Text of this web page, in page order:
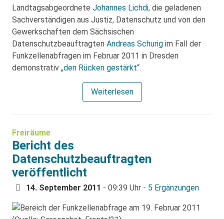
Landtagsabgeordnete Johannes Lichdi, die geladenen
Sachverständigen aus Justiz, Datenschutz und von den
Gewerkschaften dem Sächsischen
Datenschutzbeauftragten Andreas Schurig im Fall der
Funkzellenabfragen im Februar 2011 in Dresden
demonstrativ „den Rücken gestärkt“.
Weiterlesen
Freiräume
Bericht des
Datenschutzbeauftragten
veröffentlicht
14. September 2011 - 09:39 Uhr - 5 Ergänzungen